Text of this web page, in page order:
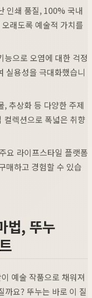
인쇄 품질, 100% 국내
래도록 예술적 가치를
능으로 오염에 대한 걱정
실용성을 극대화했습니
, 추상화 등 다양한 주제
컬렉션으로 폭넓은 취향
요 라이프스타일 플랫폼
매하고 경험할 수 있습
법, 뚜누
예술 작품으로 채워져
까요? 뚜누는 바로 이 질